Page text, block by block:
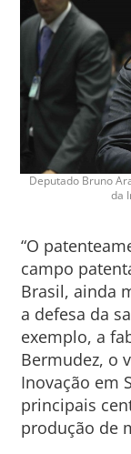
Deputado Bruno
da
“O
campo
Brasil, ainda
a defesa da
exemplo, a
Bermudez, o
Inovação em
principais
produção de